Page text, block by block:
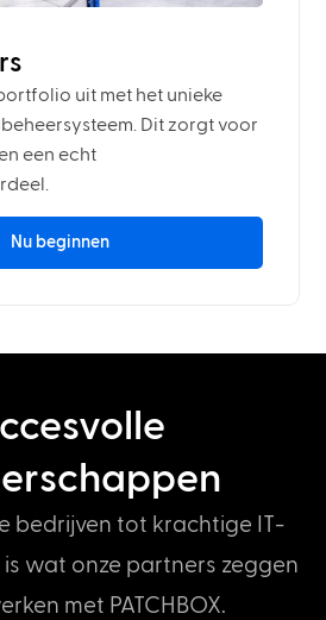
uit met het unieke
Dit zorgt voor
een echt
Nu beginnen
bedrijven tot krachtige IT-
wat onze partners zeggen
met PATCHBOX.